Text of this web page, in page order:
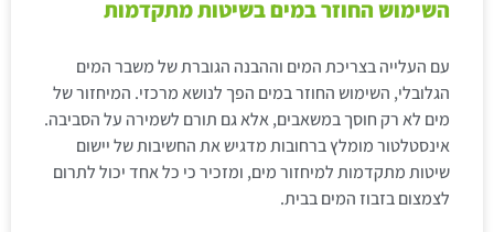
השימוש החוזר במים בשיטות מתקדמות
עם העלייה בצריכת המים וההבנה הגוברת של משבר המים
הגלובלי, השימוש החוזר במים הפך לנושא מרכזי. המיחזור של
מים לא רק חוסך במשאבים, אלא גם תורם לשמירה על הסביבה.
אינסטלטור מומלץ ברחובות מדגיש את החשיבות של יישום
שיטות מתקדמות למיחזור מים, ומזכיר כי כל אחד יכול לתרום
לצמצום בזבוז המים בבית.